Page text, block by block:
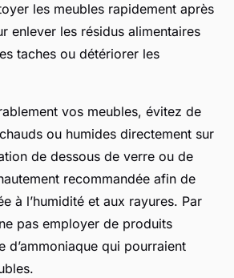
les meubles rapidement après
enlever les résidus alimentaires
taches ou détériorer les
vos meubles, évitez de
ou humides directement sur
de dessous de verre ou de
recommandée afin de
à l’humidité et aux rayures. Par
pas employer de produits
d’ammoniaque qui pourraient